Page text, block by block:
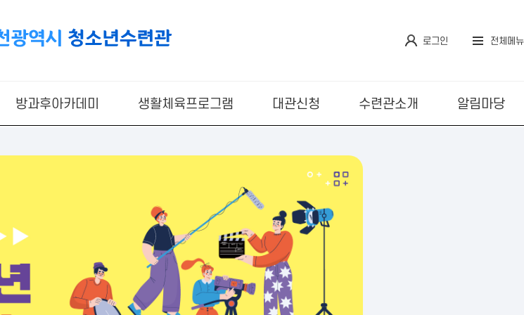
로그인 전체메뉴
방과후아카데미 생활체육프로그램 대관신청 수련관소개 알림마당